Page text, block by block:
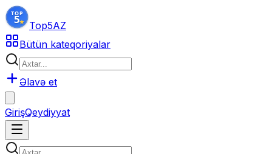
Top5AZ
Bütün kateqoriyalar
Əlavə et
GirişQeydiyyat